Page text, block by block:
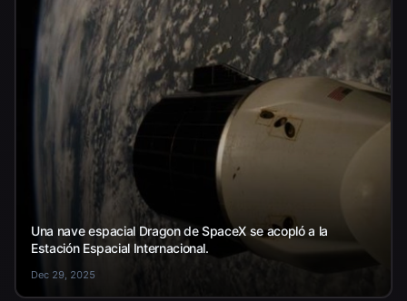
Una nave espacial Dragon de SpaceX se acopló a la
Estación Espacial Internacional.
Dec 29, 2025